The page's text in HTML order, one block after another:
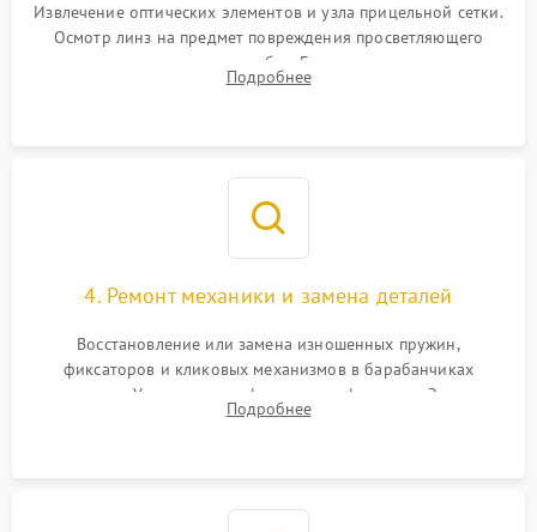
Извлечение оптических элементов и узла прицельной сетки.
Осмотр линз на предмет повреждения просветляющего
покрытия или появления грибка. Бережная очистка стекол
спецрастворами. Проверка целостности гравированной
Подробнее
4. Ремонт механики и замена деталей
Восстановление или замена изношенных пружин,
фиксаторов и кликовых механизмов в барабанчиках
поправок. Устранение люфтов в трансфокаторе. Замена
поврежденных линз, разбитой сетки или восстановление
Подробнее